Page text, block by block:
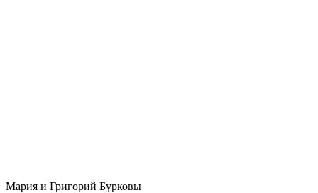
Мария и Григорий Бурковы